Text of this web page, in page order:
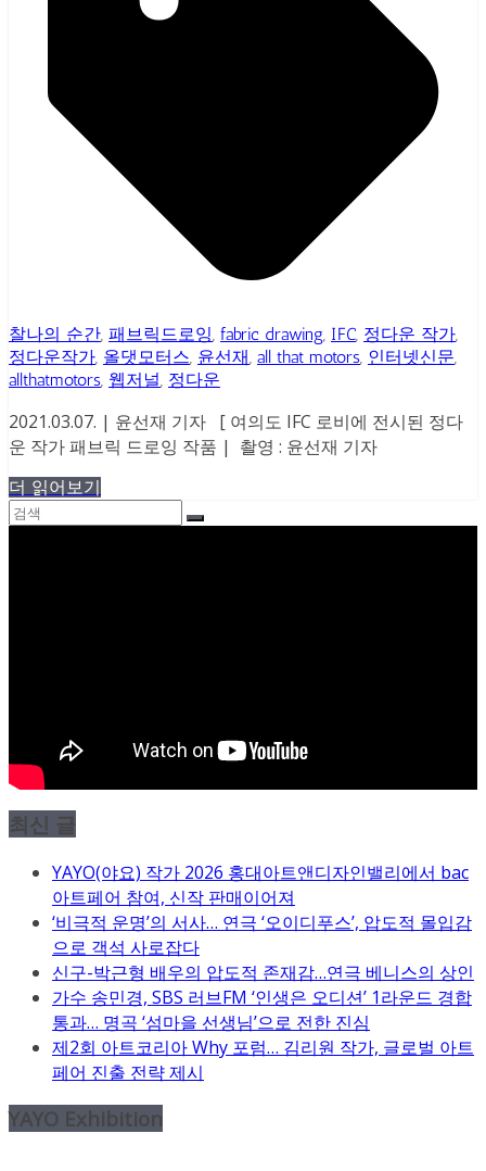
찰나의 순간, 패브릭드로잉, fabric drawing, IFC, 정다운 작가,
정다운작가, 올댓모터스, 윤선재, all that motors, 인터넷신문,
allthatmotors, 웹저널, 정다운
2021.03.07. | 윤선재 기자 [ 여의도 IFC 로비에 전시된 정다
운 작가 패브릭 드로잉 작품 | 촬영 : 윤선재 기자
더 읽어보기
최신 글
YAYO(야요) 작가 2026 홍대아트앤디자인밸리에서 bac
아트페어 참여, 신작 판매이어져
‘비극적 운명’의 서사… 연극 ‘오이디푸스’, 압도적 몰입감
으로 객석 사로잡다
신구-박근형 배우의 압도적 존재감…연극 베니스의 상인
가수 송민경, SBS 러브FM ‘인생은 오디션’ 1라운드 경합
통과… 명곡 ‘섬마을 선생님’으로 전한 진심
제2회 아트코리아 Why 포럼… 김리원 작가, 글로벌 아트
페어 진출 전략 제시
YAYO Exhibition